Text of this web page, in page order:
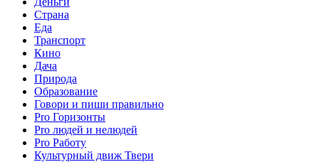
Страна
Еда
Транспорт
Кино
Дача
Природа
Образование
Говори и пиши правильно
Pro Горизонты
Pro людей и нелюдей
Pro Работу
Культурный движ Твери